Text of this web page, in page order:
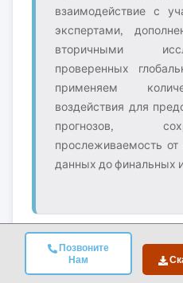
Позвоните
Нам
взаимодействие с
экспертами,
вторичными
проверенных
применяем
воздействия для
прогнозов,
прослеживаемость
данных до финальных
2. Первичное